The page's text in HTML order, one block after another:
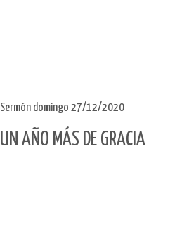
Sermón domingo 27/12/2020
UN AÑO MÁS DE GRACIA